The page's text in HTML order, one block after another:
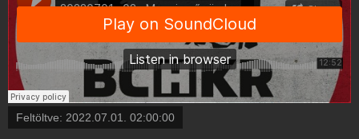
Feltöltve: 2022.07.01. 02:00:00